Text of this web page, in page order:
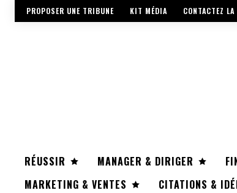
PROPOSER UNE TRIBUNE KIT MÉDIA CONTACTEZ
RÉUSSIR MANAGER & DIRIGER
MARKETING & VENTES
CITATIONS &